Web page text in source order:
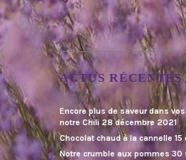
ACTUS RÉCENTES
Encore plus de saveur dans
notre Chili 28 décembre 2021
Chocolat chaud à la cannelle 15
Notre crumble aux pommes 30